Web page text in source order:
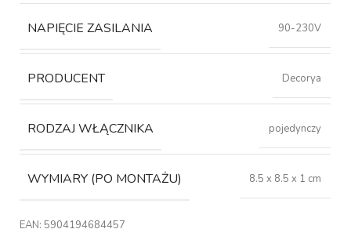
NAPIĘCIE ZASILANIA 90-230V
PRODUCENT Decorya
RODZAJ WŁĄCZNIKA pojedynczy
WYMIARY (PO MONTAŻU) 8.5 x 8.5 x 1 cm
EAN: 5904194684457